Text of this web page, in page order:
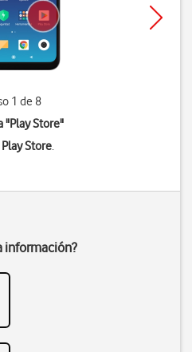
1 de 8
"Play Store"
Play Store.
información?